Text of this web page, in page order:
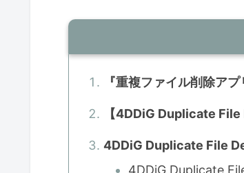
『重複ファイル削除ア
【4DDiG Duplicate
4DDiG Duplicate File
4DDiG Duplicate